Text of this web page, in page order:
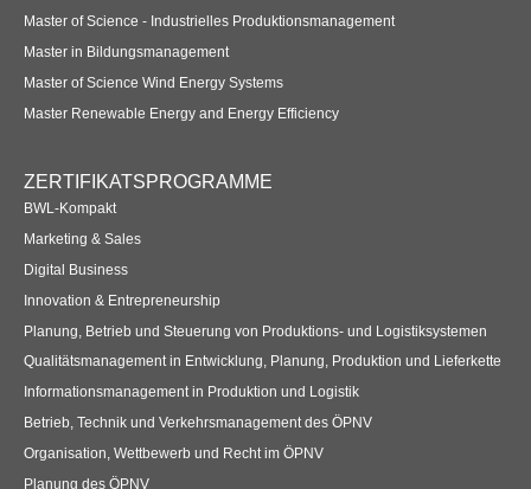
Master of Science - Industrielles Produktionsmanagement
Master in Bildungsmanagement
Master of Science Wind Energy Systems
Master Renewable Energy and Energy Efficiency
ZERTIFIKATSPROGRAMME
BWL-Kompakt
Marketing & Sales
Digital Business
Innovation & Entrepreneurship
Planung, Betrieb und Steuerung von Produktions- und Logistiksystemen
Qualitätsmanagement in Entwicklung, Planung, Produktion und Lieferkette
Informationsmanagement in Produktion und Logistik
Betrieb, Technik und Verkehrsmanagement des ÖPNV
Organisation, Wettbewerb und Recht im ÖPNV
Planung des ÖPNV